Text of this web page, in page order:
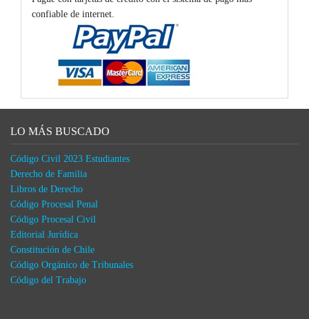
confiable de internet.
LO MÁS BUSCADO
Código Civil 2023 Estudiantes
Derecho de Familia
Libros de Derecho
Código Procesal Penal
Código Procesal Civil
Editorial Jurídica
Constitución de Chile
Código Orgánico de Tribunales
Código del Trabajo